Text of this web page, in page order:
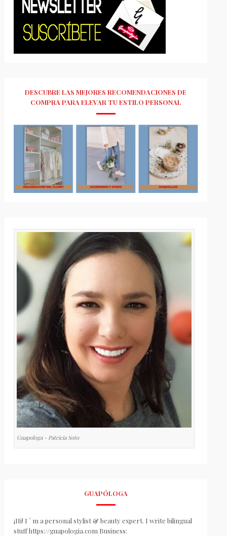
DESCUBRE LAS MEJORES RECOMENDACIONES DE
COMPRA PARA ELEVAR TU ESTILO PERSONAL
Guapologa - Patricia Soto
GUAPÓLOGA
¡Hi! I ´ m a personal stylist & beauty expert. I write bilingual
stuff https://guapologia.com Business: